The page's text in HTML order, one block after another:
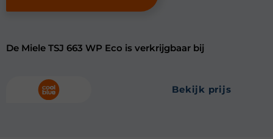
De Miele TSJ 663 WP Eco is verkrijgbaar bij
bekijk prijs